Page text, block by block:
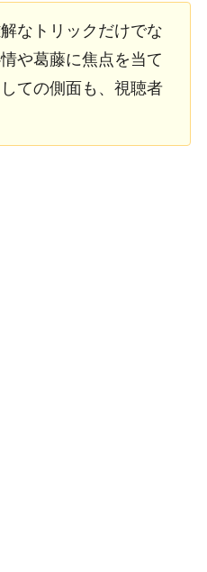
なトリックだけでな
や葛藤に焦点を当て
ての側面も、視聴者